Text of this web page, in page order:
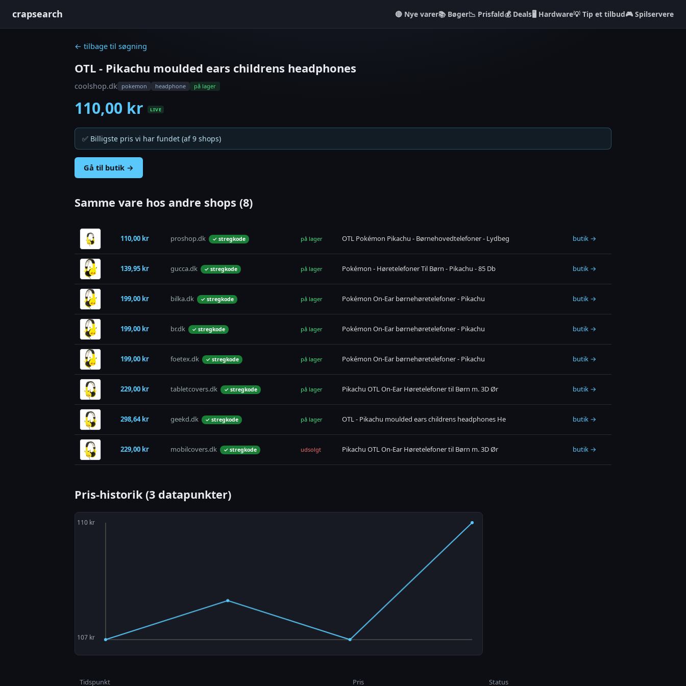
crapsearch Nye varer📚 Bøger📉 Prisfald💰 Deals🖥️ Hardware💡 Tip et tilbud🎮 Spilservere
← tilbage til søgning
OTL - Pikachu moulded ears childrens headphones
coolshop.dk pokemon headphone på lager
110,00 kr LIVE
✅ Billigste pris vi har fundet (af 9 shops)
Gå til butik →
Samme vare hos andre shops (8)
110,00 kr proshop.dk ✓ stregkode på lager OTL Pokémon Pikachu - Børnehovedtelefoner - Lydbeg butik →
139,95 kr gucca.dk ✓ stregkode på lager Pokémon - Høretelefoner Til Børn - Pikachu - 85 Db butik →
199,00 kr bilka.dk ✓ stregkode på lager Pokémon On-Ear børnehøretelefoner - Pikachu butik →
199,00 kr br.dk ✓ stregkode på lager Pokémon On-Ear børnehøretelefoner - Pikachu butik →
199,00 kr foetex.dk ✓ stregkode på lager Pokémon On-Ear børnehøretelefoner - Pikachu butik →
229,00 kr tabletcovers.dk ✓ stregkode på lager Pikachu OTL On-Ear Høretelefoner til Børn m. 3D Ør butik →
298,64 kr geekd.dk ✓ stregkode på lager OTL - Pikachu moulded ears childrens headphones He butik →
229,00 kr mobilcovers.dk ✓ stregkode udsolgt Pikachu OTL On-Ear Høretelefoner til Børn m. 3D Ør butik →
Pris-historik (3 datapunkter)
Tidspunkt Pris Status